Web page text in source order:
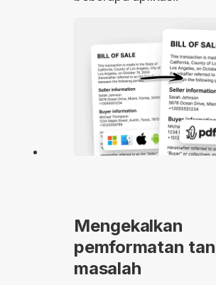
Mengekalkan
pemformatan
masalah